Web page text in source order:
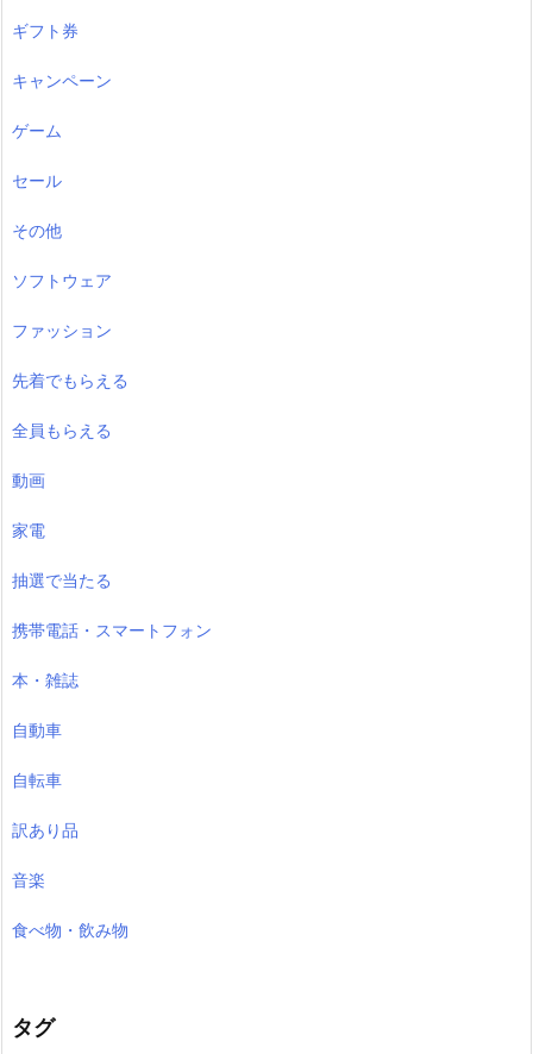
ギフト券
キャンペーン
ゲーム
セール
その他
ソフトウェア
ファッション
先着でもらえる
全員もらえる
動画
家電
抽選で当たる
携帯電話・スマートフォン
本・雑誌
自動車
自転車
訳あり品
音楽
食べ物・飲み物
タグ